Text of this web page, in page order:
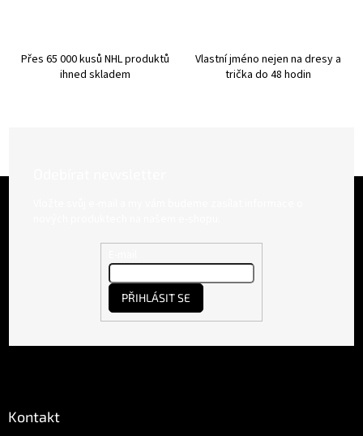
Přes 65 000 kusů NHL produktů
ihned skladem
Vlastní jméno nejen na dresy a
trička do 48 hodin
Kontakt
PŘIHLÁSIT SE